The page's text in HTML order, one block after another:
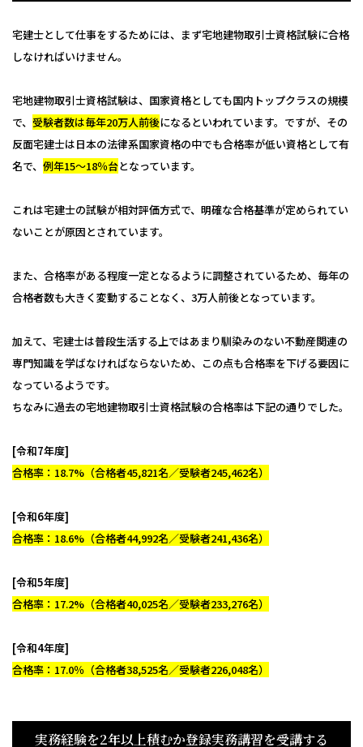
宅建士として仕事をするためには、まず宅地建物取引士資格試験に合格
しなければいけません。
宅地建物取引士資格試験は、国家資格としても国内トップクラスの規模
で、 受験者数は毎年20万人前後になるといわれています。ですが、その
反面宅建士は日本の法律系国家資格の中でも合格率が低い資格として有
名で、 例年15〜18％台となっています。
これは宅建士の試験が相対評価方式で、明確な合格基準が定められてい
ないことが原因とされています。
また、合格率がある程度一定となるように調整されているため、毎年の
合格者数も大きく変動することなく、3万人前後となっています。
加えて、宅建士は普段生活する上ではあまり馴染みのない不動産関連の
専門知識を学ばなければならないため、この点も合格率を下げる要因に
なっているようです。
ちなみに過去の宅地建物取引士資格試験の合格率は下記の通りでした。
[令和7年度]
合格率：18.7%（合格者45,821名／受験者245,462名）
[令和6年度]
合格率：18.6%（合格者44,992名／受験者241,436名）
[令和5年度]
合格率：17.2%（合格者40,025名／受験者233,276名）
[令和4年度]
合格率：17.0％（合格者38,525名／受験者226,048名）
実務経験を2年以上積むか登録実務講習を受講する